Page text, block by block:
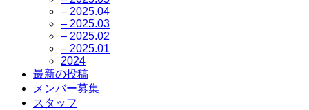
– 2025.04
– 2025.03
– 2025.02
– 2025.01
2024
最新の投稿
メンバー募集
スタッフ